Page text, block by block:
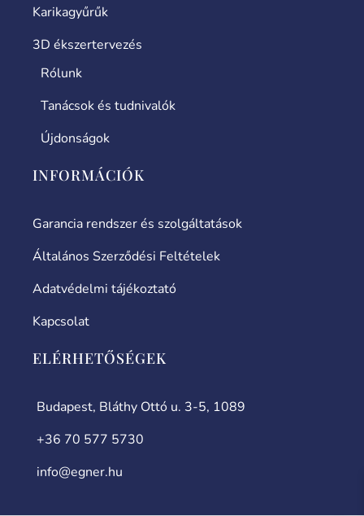
Karikagyűrűk
3D ékszertervezés
Rólunk
Tanácsok és tudnivalók
Újdonságok
INFORMÁCIÓK
Garancia rendszer és szolgáltatások
Általános Szerződési Feltételek
Adatvédelmi tájékoztató
Kapcsolat
ELÉRHETŐSÉGEK
Budapest, Bláthy Ottó u. 3-5, 1089
+36 70 577 5730
info@egner.hu